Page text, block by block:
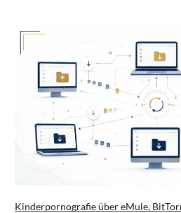
Kinderpornografie über eMule,